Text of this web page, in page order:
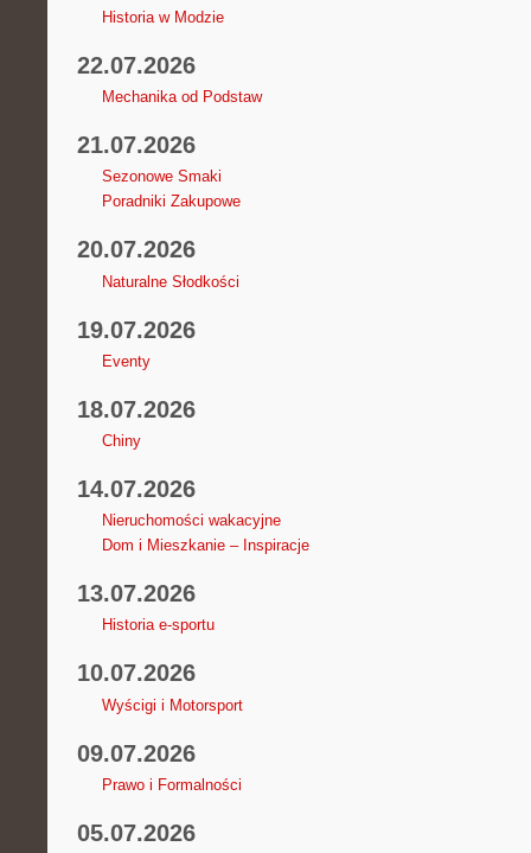
Historia w Modzie
22.07.2026
Mechanika od Podstaw
21.07.2026
Sezonowe Smaki
Poradniki Zakupowe
20.07.2026
Naturalne Słodkości
19.07.2026
Eventy
18.07.2026
Chiny
14.07.2026
Nieruchomości wakacyjne
Dom i Mieszkanie – Inspiracje
13.07.2026
Historia e-sportu
10.07.2026
Wyścigi i Motorsport
09.07.2026
Prawo i Formalności
05.07.2026